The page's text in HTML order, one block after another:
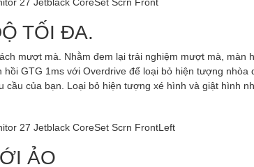
TỐI ĐA.
mượt mà. Nhằm đem lại trải nghiệm mượt mà, màn
GTG 1ms với Overdrive để loại bỏ hiện tượng nhòa
cầu của bạn. Loại bỏ hiện tượng xé hình và giật hình
ẢO